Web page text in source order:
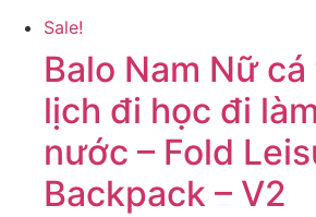
Sale!
Balo Nam Nữ
lịch đi học đi
nước – Fold
Backpack – V2